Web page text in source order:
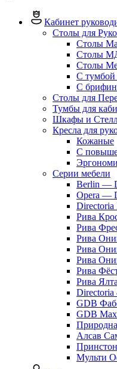
Кабинет
Столы для
Столы
Столы
Столы
С
C
Столы для
Тумбы для
Шкафы и
Кресла для
Кожаные
С
Серии мебели
Berlin —
Opera —
Рива
Рива
Рива
Рива
Рива
Рива
Рива Ялта
GDB
GDB
Алсав
Принстон
Мульти